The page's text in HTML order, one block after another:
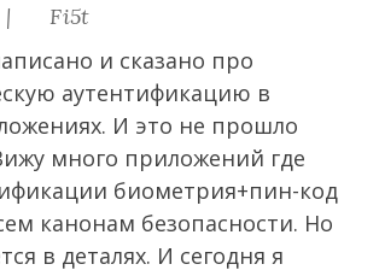
Fi5t
и сказано про
аутентификацию в
И это не прошло
много приложений где
биометрия+пин-код
канонам безопасности. Но
в деталях. И сегодня я